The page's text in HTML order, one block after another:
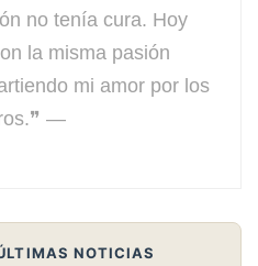
no tenía cura. Hoy
la misma pasión
mi amor por los
—
NOTICIAS